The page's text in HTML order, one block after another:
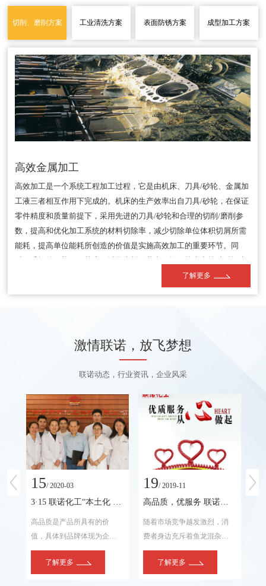
切削、磨削方案 工业清洗方案 表面防锈方案 成型加工方案
高效金属加工
高效加工是一个系统工程加工过程，它是由机床、刀具/砂轮、金属加
工液三者相互作用下完成的。机床的生产效率出自刀具/砂轮，在保证
零件精度和质量前提下，采用先进的刀具/砂轮和合理的切削/磨削参
数，提高和优化加工系统的材料切除率，减少切除单位体积切屑所需
能耗，提高单位能耗所创造的价值是实施高效加工的重要环节。同
是决定生产效率的重要因素。可见，高效加工涉及到零件加工各个环
了解更多
激情联诺，放飞梦想
联诺动态，行业资讯，企业风采
15/ 2020-03
3·15 联诺化工“本土化 高品质”为行业树品质典范
高品质是产品所具有的价
值，具体到品牌体现为企业
价值、产品价值、顾客价
了解更多
19/ 2019-11
高品质，优服务 联诺化工售后无忧放心购
随着市场竞争越发激烈，消
费者身边充斥着鱼龙混杂的
各类金属加工液产品。很多
所谓主打高性价比的产品或
了解更多